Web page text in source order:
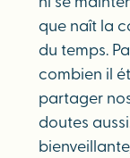
que naît la
du temps.
combien il
partager
doutes